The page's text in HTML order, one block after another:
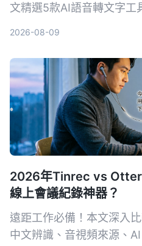
文精選5款AI語音轉文字工
2026-08-09
2026年Tinrec vs
線上會議紀錄神器？
遠距工作必備！本文深入
中文辨識、音視頻來源、